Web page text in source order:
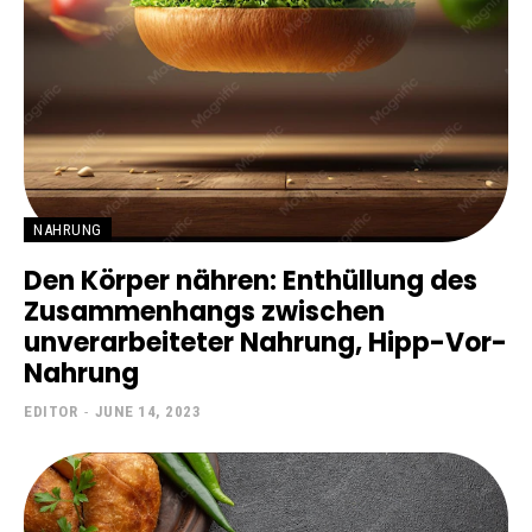
NAHRUNG
Den Körper nähren: Enthüllung des
Zusammenhangs zwischen
unverarbeiteter Nahrung, Hipp-Vor-
Nahrung
EDITOR - JUNE 14, 2023